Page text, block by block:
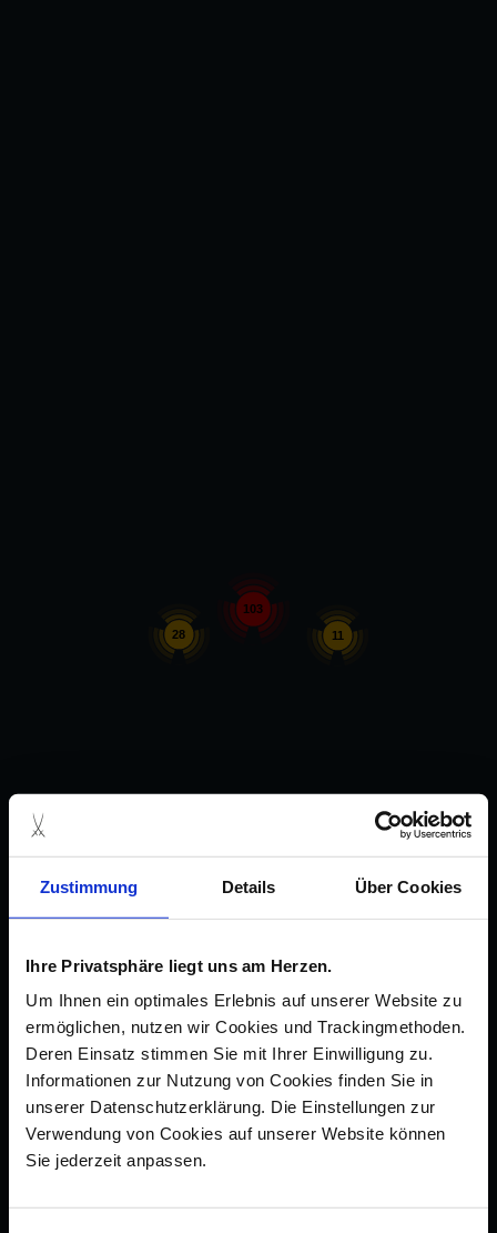
Zustimmung Details Über Cookies
Ihre Privatsphäre liegt uns am Herzen.
Um Ihnen ein optimales Erlebnis auf unserer Website zu
ermöglichen, nutzen wir Cookies und Trackingmethoden.
Deren Einsatz stimmen Sie mit Ihrer Einwilligung zu.
Informationen zur Nutzung von Cookies finden Sie in
unserer Datenschutzerklärung. Die Einstellungen zur
Verwendung von Cookies auf unserer Website können
Sie jederzeit anpassen.
103
11
28